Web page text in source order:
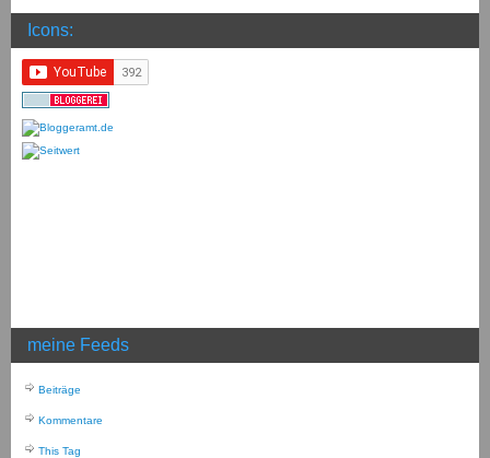
Icons:
meine Feeds
Beiträge
Kommentare
This Tag